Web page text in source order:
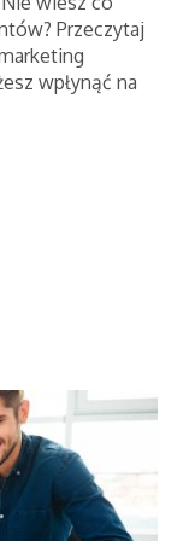
Przeczytaj
wpłynąć na